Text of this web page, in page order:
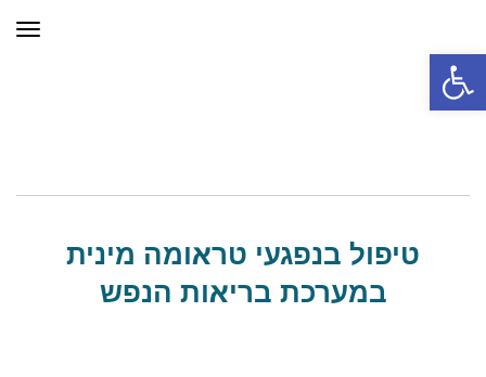
פתח סרגל נגישות
טיפול בנפגעי טראומה מינית
במערכת בריאות הנפש